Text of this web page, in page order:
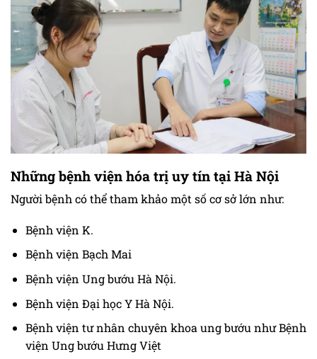
Những bệnh viện hóa trị uy tín tại Hà Nội
Người bệnh có thể tham khảo một số cơ sở lớn như:
Bệnh viện K.
Bệnh viện Bạch Mai
Bệnh viện Ung bướu Hà Nội.
Bệnh viện Đại học Y Hà Nội.
Bệnh viện tư nhân chuyên khoa ung bướu như Bệnh
viện Ung bướu Hưng Việt